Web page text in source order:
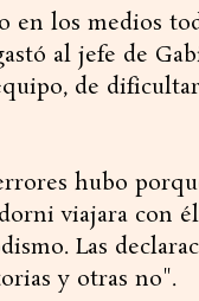
en los medios
al jefe de
de
hubo
viajara con
Las
y otras no".